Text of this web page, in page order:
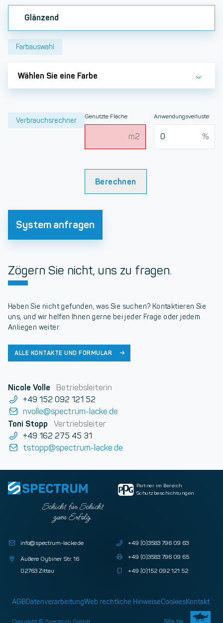
Glänzend
Farbauswahl
Wählen Sie eine Farbe
Verbrauchsrechner Genutzte Fläche Anwendungsverluste
Berechnen
System anfragen
Zögern Sie nicht, uns zu fragen.
Haben Sie nicht gefunden, was Sie suchen? Kontaktieren Sie
uns, und wir helfen Ihnen gerne bei jeder Frage oder jedem
Anliegen weiter.
ALLE KONTAKTE UND FORMULAR
Nicole Volle
Betriebsleiterin
+49 152 092 121 52
nvolle@spectrum-lacke.de
Toni Stopp
Vertriebsleiter
+49 162 275 45 31
tstopp@spectrum-lacke.de
Schicht für Schicht
zum Erfolg.
Partner im Bereich
Schutzbeschichtungen
info@spectrum-lacke.de
Äußere Oybiner Str. 16
02763 Zittau
+49 (0)3583 796 09 63
+49 (0)3583 796 09 65
+49 (0)152 092 121 52
AGBDatenverarbeitungWeb rechtliche HinweiseCookiesKontakt
Copyright © Spectrum GmbH